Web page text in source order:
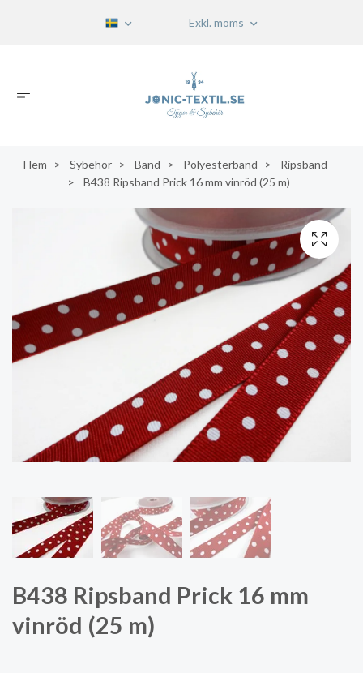
Exkl. moms
Hem Sybehör Band Polyesterband
Ripsband
B438 Ripsband Prick 16 mm vinröd (25 m)
B438 Ripsband Prick 16 mm
vinröd (25 m)